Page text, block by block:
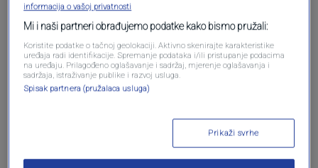
informacija o vašoj privatnosti
Mi i naši partneri obrađujemo podatke kako bismo pružali:
Koristite podatke o tačnoj geolokaciji. Aktivno skenirajte karakteristike
uređaja radi identifikacije. Spremanje podataka i/ili pristupanje podacima
na uređaju. Prilagođeno oglašavanje i sadržaj, mjerenje oglašavanja i
sadržaja, istraživanje publike i razvoj usluga.
Spisak partnera (pružalaca usluga)
Prikaži svrhe